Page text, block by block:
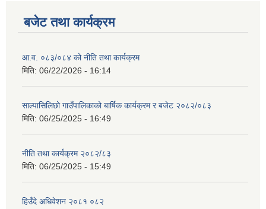
बजेट तथा कार्यक्रम
आ.व. ०८३/०८४ को नीति तथा कार्यक्रम
मिति: 06/22/2026 - 16:14
साल्पासिलिछो गाउँपालिकाको बार्षिक कार्यक्रम र बजेट २०८२/०८३
मिति: 06/25/2025 - 16:49
नीति तथा कार्यक्रम २०८२/८३
मिति: 06/25/2025 - 15:49
हिउँदे अधिवेशन २०८१ ०८२